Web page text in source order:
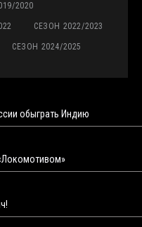
2020
СЕЗОН 2022/2023
СЕЗОН 2024/2025
обыграть Индию